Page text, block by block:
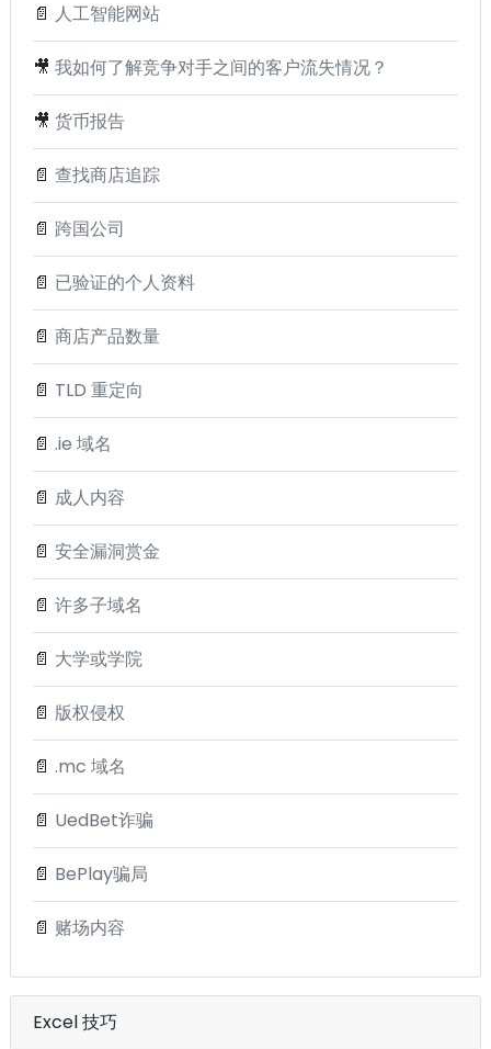
📄 人工智能网站
🎥 我如何了解竞争对手之间的客户流失情况？
🎥 货币报告
📄 查找商店追踪
📄 跨国公司
📄 已验证的个人资料
📄 商店产品数量
📄 TLD 重定向
📄 .ie 域名
📄 成人内容
📄 安全漏洞赏金
📄 许多子域名
📄 大学或学院
📄 版权侵权
📄 .mc 域名
📄 UedBet诈骗
📄 BePlay骗局
📄 赌场内容
Excel 技巧